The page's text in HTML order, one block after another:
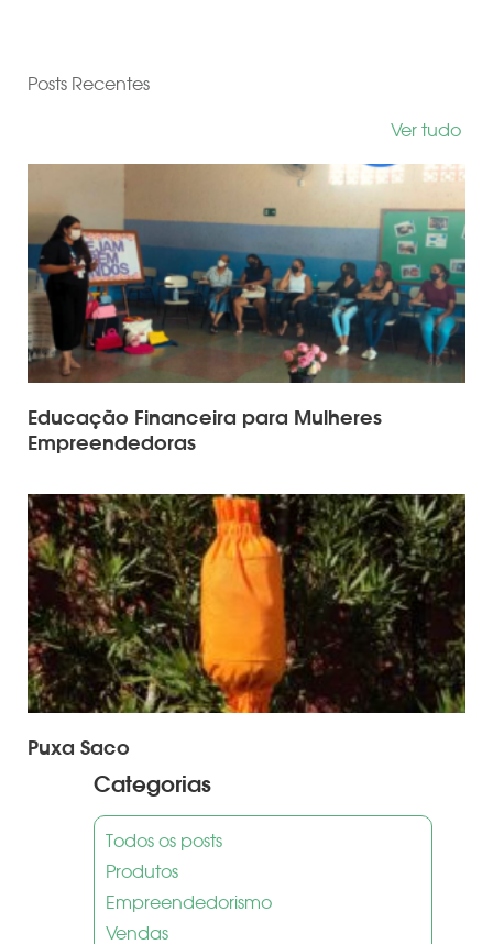
Posts Recentes
Ver tudo
Educação Financeira para Mulheres
Empreendedoras
Puxa Saco
Categorias
Todos os posts
Produtos
Empreendedorismo
Vendas